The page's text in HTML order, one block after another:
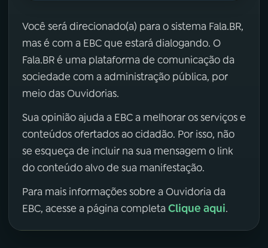
Você será direcionado(a) para o sistema Fala.BR,
mas é com a EBC que estará dialogando. O
Fala.BR é uma plataforma de comunicação da
sociedade com a administração pública, por
meio das Ouvidorias.
Sua opinião ajuda a EBC a melhorar os serviços e
conteúdos ofertados ao cidadão. Por isso, não
se esqueça de incluir na sua mensagem o link
do conteúdo alvo de sua manifestação.
Para mais informações sobre a Ouvidoria da
EBC, acesse a página completa Clique aqui.